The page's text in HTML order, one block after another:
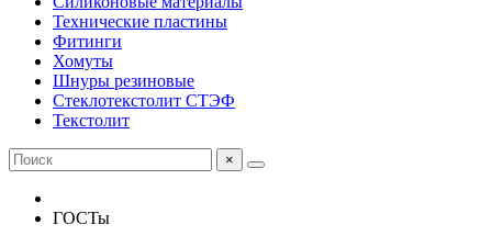
Технические пластины
Фитинги
Хомуты
Шнуры резиновые
Стеклотекстолит СТЭФ
Текстолит
×
ГОСТы